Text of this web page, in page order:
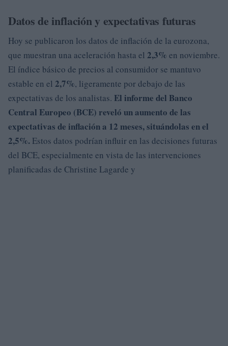
Datos de inflación y expectativas futuras
Hoy se publicaron los datos de inflación de la eurozona,
que muestran una aceleración hasta el 2,3% en noviembre.
El índice básico de precios al consumidor se mantuvo
estable en el 2,7%, ligeramente por debajo de las
expectativas de los analistas. El informe del Banco
Central Europeo (BCE) reveló un aumento de las
expectativas de inflación a 12 meses, situándolas en el
2,5%. Estos datos podrían influir en las decisiones futuras
del BCE, especialmente en vista de las intervenciones
planificadas de Christine Lagarde y